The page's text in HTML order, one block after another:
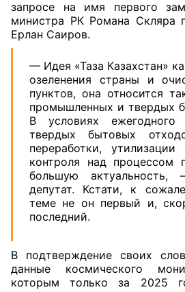
запросе на имя первого
министра РК Романа Скляра
Ерлан Саиров.
— Идея «Таза Казахстан»
озеленения страны и
пунктов, она относится
промышленных и твердых
В условиях
твердых бытовых
переработки,
контроля над процессом
большую актуальность,
депутат. Кстати, к
теме не он первый и,
последний.
В подтверждение своих
данные космического
которым только за 2025